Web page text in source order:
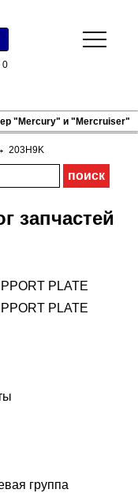
0
"Mercury" и "Mercruiser"
203H9K
запчастей
PLATE
PLATE
группа